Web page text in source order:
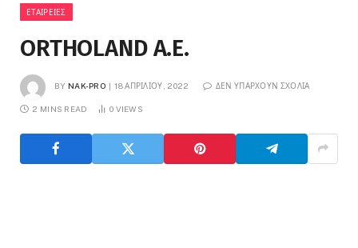
ΕΤΑΙΡΕΊΕΣ
ORTHOLAND A.E.
BY NAK-PRO 18 ΑΠΡΙΛΊΟΥ, 2022 ΔΕΝ ΥΠΆΡΧΟΥΝ ΣΧΌΛΙΑ
2 MINS READ 0 VIEWS